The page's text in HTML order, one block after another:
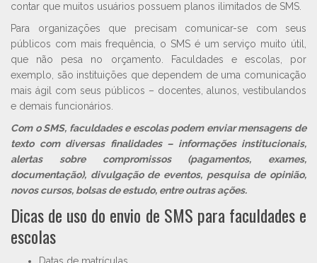
contar que muitos usuários possuem planos ilimitados de SMS.
Para organizações que precisam comunicar-se com seus
públicos com mais frequência, o SMS é um serviço muito útil,
que não pesa no orçamento. Faculdades e escolas, por
exemplo, são instituições que dependem de uma comunicação
mais ágil com seus públicos – docentes, alunos, vestibulandos
e demais funcionários.
Com o SMS, faculdades e escolas podem enviar mensagens de
texto com diversas finalidades – informações institucionais,
alertas sobre compromissos (pagamentos, exames,
documentação), divulgação de eventos, pesquisa de opinião,
novos cursos, bolsas de estudo, entre outras ações.
Dicas de uso do envio de SMS para faculdades e
escolas